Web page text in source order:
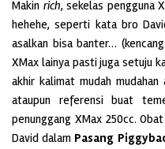
Makin rich, sekelas pengguna
hehehe, seperti kata bro
asalkan bisa banter…
XMax lainya pasti juga setuju
akhir kalimat mudah
ataupun referensi buat
penunggang XMax 250cc.
David dalam Pasang